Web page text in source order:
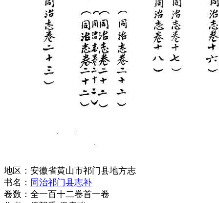
地区：安徽省黄山市祁门县地方志
书名： 同治祁门县志补
卷数：全一百十二卷首一卷